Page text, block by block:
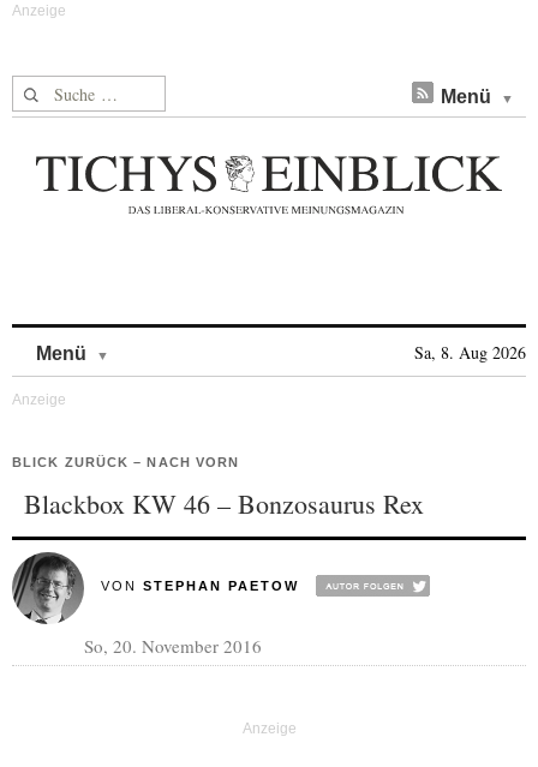
Suche nach: Menü
Menü Sa, 8. Aug 2026
BLICK ZURÜCK – NACH VORN
Blackbox KW 46 – Bonzosaurus Rex
VON STEPHAN PAETOW
So, 20. November 2016